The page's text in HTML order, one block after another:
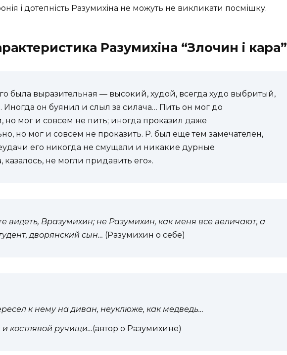
і дотепність Разумихіна не можуть не викликати посмішку.
Разумихіна “Злочин і кара”
была выразительная — высокий, худой, всегда худо выбритый,
он буянил и слыл за силача… Пить он мог до
но мог и совсем не пить; иногда проказил даже
но мог и совсем не проказить. Р. был еще тем замечателен,
его никогда не смущали и никакие дурные
казалось, не могли придавить его».
видеть, Вразумихин; не Разумихин, как меня все величают, а
дворянский сын… (Разумихин о себе)
к нему на диван, неуклюже, как медведь…
костлявой ручищи…(автор о Разумихине)